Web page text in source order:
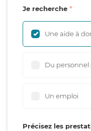
Je recherche
Une aide à
Du
Un emploi
Précisez les